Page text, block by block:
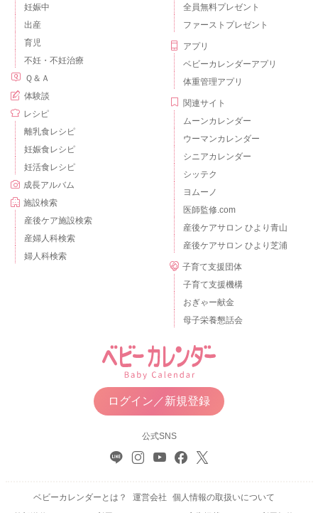
妊娠中
出産
育児
不妊・不妊治療
Ｑ＆Ａ
体験談
レシピ
離乳食レシピ
妊娠食レシピ
妊活食レシピ
成長アルバム
施設検索
産後ケア施設検索
産婦人科検索
婦人科検索
全員無料プレゼント
ファーストプレゼント
アプリ
ベビーカレンダーアプリ
体重管理アプリ
関連サイト
ムーンカレンダー
ウーマンカレンダー
シニアカレンダー
シッテク
ヨムーノ
医師監修.com
産後ケアサロン ひより青山
産後ケアサロン ひより芝浦
子育て支援団体
子育て支援機構
おぎゃー献金
母子栄養懇話会
ログイン／新規登録
公式SNS
ベビーカレンダーとは？ 運営会社
個人情報の取扱いについて